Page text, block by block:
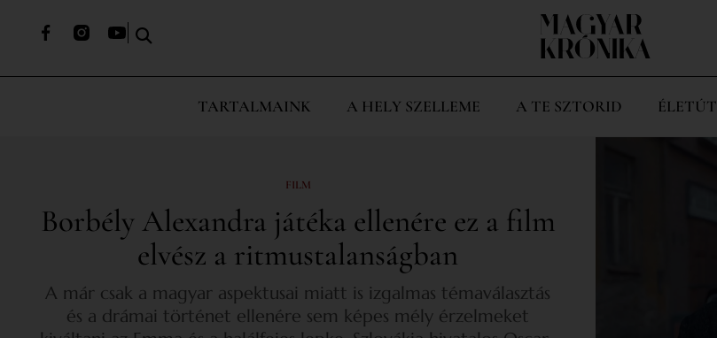
TARTALMAINK A HELY SZELLEME A TE SZTORID ÉLETÚT
FILM
Borbély Alexandra játéka ellenére ez a film
elvész a ritmustalanságban
A már csak a magyar aspektusai miatt is izgalmas témaválasztás
és a drámai történet ellenére sem képes mély érzelmeket